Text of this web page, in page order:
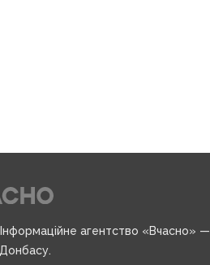
агентство «Вчасно» —